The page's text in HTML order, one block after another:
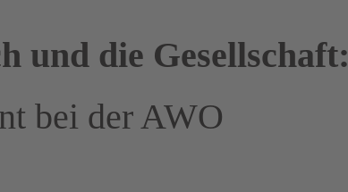
und die Gesellschaft:
bei der AWO